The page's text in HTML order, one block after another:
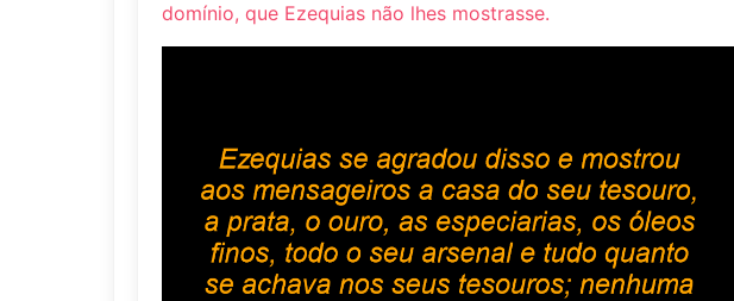
domínio, que Ezequias não lhes mostrasse.